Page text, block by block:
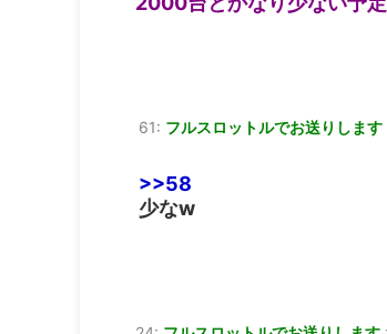
61: フルスロットルでお送りします
>>58
少なw